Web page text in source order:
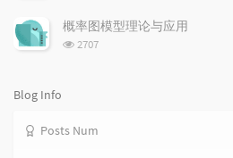
s
次
数:
概率图模型理论与应用
浏
2707
Blog Info
Posts Num